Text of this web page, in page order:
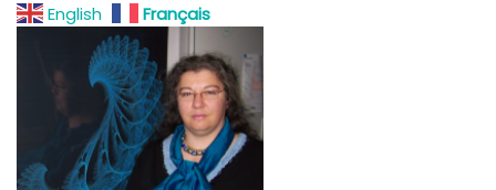
English Français